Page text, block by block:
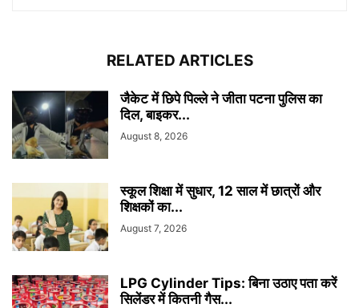
RELATED ARTICLES
जैकेट में छिपे पिल्ले ने जीता पटना पुलिस का
दिल, बाइकर...
August 8, 2026
स्कूल शिक्षा में सुधार, 12 साल में छात्रों और
शिक्षकों का...
August 7, 2026
LPG Cylinder Tips: बिना उठाए पता करें
सिलेंडर में कितनी गैस...